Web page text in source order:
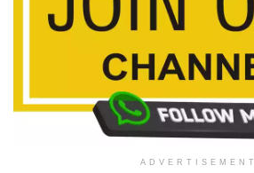
ADVERTISEMENT